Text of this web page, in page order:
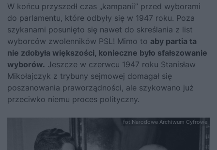
W końcu przyszedł czas „kampanii” przed wyborami
do parlamentu, które odbyły się w 1947 roku. Poza
szykanami posunięto się nawet do skreślania z list
wyborców zwolenników PSL! Mimo to aby partia ta
nie zdobyła większości, konieczne było sfałszowanie
wyborów. Jeszcze w czerwcu 1947 roku Stanisław
Mikołajczyk z trybuny sejmowej domagał się
poszanowania praworządności, ale szykowano już
przeciwko niemu proces polityczny.
fot.Narodowe Archiwum Cyfrowe